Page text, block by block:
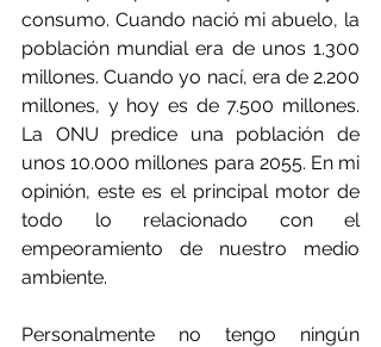
consumo. Cuando nació mi abuelo, la
población mundial era de unos 1.300
millones. Cuando yo nací, era de 2.200
millones, y hoy es de 7.500 millones.
La ONU predice una población de
unos 10.000 millones para 2055. En mi
opinión, este es el principal motor de
todo lo relacionado con el
empeoramiento de nuestro medio
ambiente.
Personalmente no tengo ningún